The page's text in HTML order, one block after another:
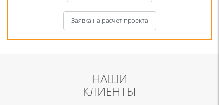
Заявка на расчет проекта
НАШИ
КЛИЕНТЫ